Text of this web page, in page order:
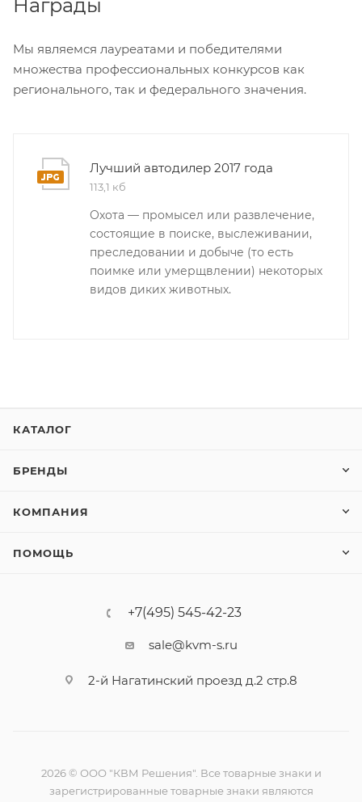
Награды
Мы являемся лауреатами и победителями
множества профессиональных конкурсов как
регионального, так и федерального значения.
Лучший автодилер 2017 года
113,1 кб
Охота — промысел или развлечение,
состоящие в поиске, выслеживании,
преследовании и добыче (то есть
поимке или умерщвлении) некоторых
видов диких животных.
КАТАЛОГ
БРЕНДЫ
КОМПАНИЯ
ПОМОЩЬ
+7(495) 545-42-23
sale@kvm-s.ru
2-й Нагатинский проезд д.2 стр.8
2026 © ООО "КВМ Решения". Все товарные знаки и
зарегистрированные товарные знаки являются